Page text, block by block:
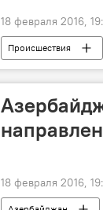
18 февраля 2016,
Происшествия
18 февраля 2016,